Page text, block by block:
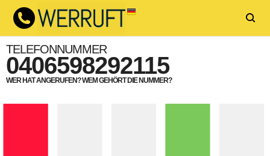
TELEFONNUMMER
0406598292115
WER HAT ANGERUFEN? WEM GEHÖRT DIE NUMMER?